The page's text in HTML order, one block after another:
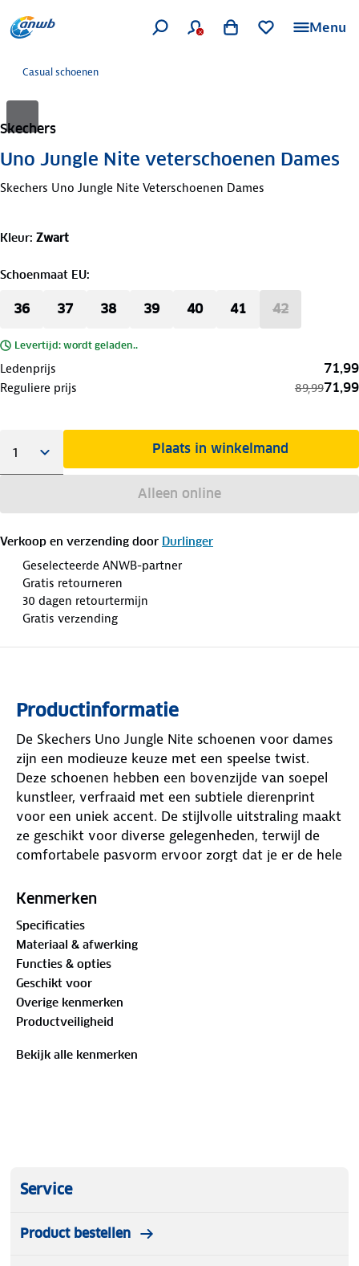
Menu
Casual schoenen
Skechers
Uno Jungle Nite veterschoenen Dames
Skechers Uno Jungle Nite Veterschoenen Dames
Kleur: Zwart
Schoenmaat EU:
36 37 38 39 40 41 42
Levertijd: wordt geladen..
Ledenprijs 71,99
Reguliere prijs 89,9971,99
Plaats in winkelmand
Alleen online
Verkoop en verzending door Durlinger
Geselecteerde ANWB-partner
Gratis retourneren
30 dagen retourtermijn
Gratis verzending
Productinformatie
De Skechers Uno Jungle Nite schoenen voor dames
zijn een modieuze keuze met een speelse twist.
Deze schoenen hebben een bovenzijde van soepel
kunstleer, verfraaid met een subtiele dierenprint
voor een uniek accent. De stijlvolle uitstraling maakt
ze geschikt voor diverse gelegenheden, terwijl de
comfortabele pasvorm ervoor zorgt dat je er de hele
ontworpen zool bieden een fijne demping, wat
goede drukverdeling over de gehele voet. Het is een
schoen die je comfort en stijl biedt, zonder in te
leveren op draagbaarheid. Een goede optie voor je
dagelijkse bezigheden.
Kenmerken
Specificaties
Materiaal & afwerking
Functies & opties
Geschikt voor
Overige kenmerken
Productveiligheid
Bekijk alle kenmerken
Service
Product bestellen